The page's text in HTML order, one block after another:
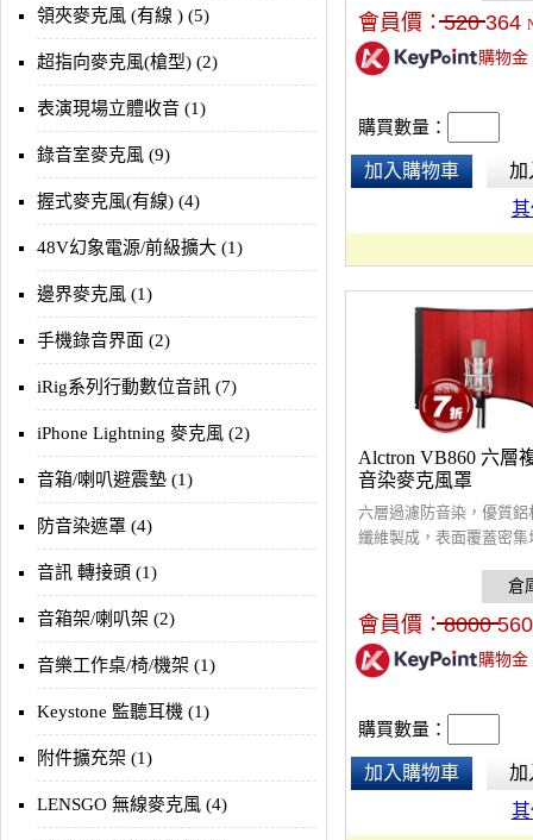
領夾麥克風 (有線 ) (5)
超指向麥克風(槍型) (2)
表演現場立體收音 (1)
錄音室麥克風 (9)
握式麥克風(有線) (4)
48V幻象電源/前級擴大 (1)
邊界麥克風 (1)
手機錄音界面 (2)
iRig系列行動數位音訊 (7)
iPhone Lightning 麥克風 (2)
音箱/喇叭避震墊 (1)
防音染遮罩 (4)
音訊 轉接頭 (1)
音箱架/喇叭架 (2)
音樂工作桌/椅/機架 (1)
Keystone 監聽耳機 (1)
附件擴充架 (1)
LENSGO 無線麥克風 (4)
一設計， 解決了錄音完
的情況，節約空間。
會員價：520 364
購物金
購買數量：
加入購物車
加
Alctron VB860 六層
音染麥克風罩
六層過濾防音染，優質鋁
纖維製成，表面覆蓋密集
吸音強，外觀顏色鮮豔大
會員價：8000
購物金
購買數量：
加入購物車
加